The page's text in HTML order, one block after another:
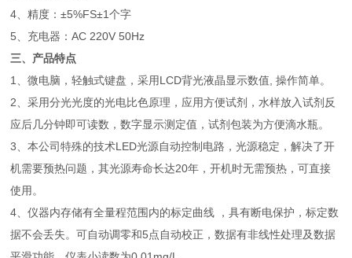
4、精度：±5%FS±1个字
5、充电器：AC 220V 50Hz
三、产品特点
1、微电脑，轻触式键盘，采用LCD背光液晶显示数值, 操作简单。
2、采用分光光度的光电比色原理，应用方便试剂，水样放入试剂反
应后几分钟即可读数，数字显示测定值，试剂包装为方便滴水瓶。
3、本公司特殊的技术LED光源自动控制电路，光源稳定，解决了开
机需要预热问题，其光源寿命长达20年，开机时无需预热，可直接
使用。
4、仪器内存储有全量程范围内的标定曲线 ，具有断电保护，标定数
据不会丢失。可自动调零和5点自动校正，数据有非线性处理及数据